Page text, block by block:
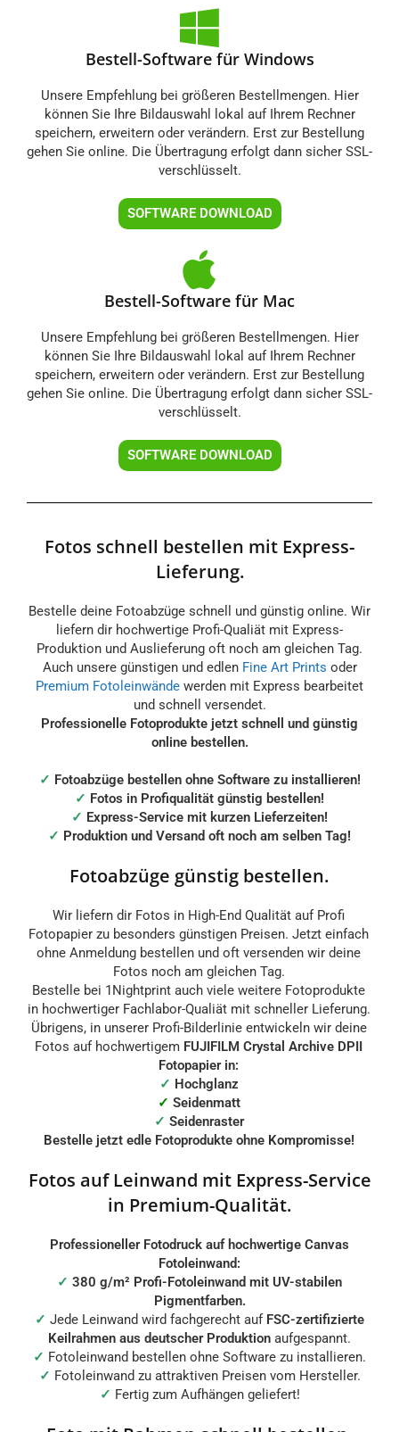
Bestell-Software für Windows
Unsere Empfehlung bei größeren Bestellmengen. Hier
können Sie Ihre Bildauswahl lokal auf Ihrem Rechner
speichern, erweitern oder verändern. Erst zur Bestellung
gehen Sie online. Die Übertragung erfolgt dann sicher SSL-
verschlüsselt.
SOFTWARE DOWNLOAD
Bestell-Software für Mac
Unsere Empfehlung bei größeren Bestellmengen. Hier
können Sie Ihre Bildauswahl lokal auf Ihrem Rechner
speichern, erweitern oder verändern. Erst zur Bestellung
gehen Sie online. Die Übertragung erfolgt dann sicher SSL-
verschlüsselt.​
SOFTWARE DOWNLOAD
Fotos schnell bestellen mit Express-
Lieferung.
Bestelle deine Fotoabzüge schnell und günstig online. Wir
liefern dir hochwertige Profi-Qualiät mit Express-
Produktion und Auslieferung oft noch am gleichen Tag.
Auch unsere günstigen und edlen Fine Art Prints oder
Premium Fotoleinwände werden mit Express bearbeitet
und schnell versendet.
Professionelle Fotoprodukte jetzt schnell und günstig
online bestellen.
✓ Fotoabzüge bestellen ohne Software zu installieren!
✓ Fotos in Profiqualität günstig bestellen!
✓ Express-Service mit kurzen Lieferzeiten!
✓ Produktion und Versand oft noch am selben Tag!
Fotoabzüge günstig bestellen.
Wir liefern dir Fotos in High-End Qualität auf Profi
Fotopapier zu besonders günstigen Preisen. Jetzt einfach
ohne Anmeldung bestellen und oft versenden wir deine
Fotos noch am gleichen Tag.
Bestelle bei 1Nightprint auch viele weitere Fotoprodukte
in hochwertiger Fachlabor-Qualiät mit schneller Lieferung.
Übrigens, in unserer Profi-Bilderlinie entwickeln wir deine
Fotos auf hochwertigem FUJIFILM Crystal Archive DPII
Fotopapier in:
✓ Hochglanz
✓ Seidenmatt
✓ Seidenraster
Bestelle jetzt edle Fotoprodukte ohne Kompromisse!
Fotos auf Leinwand mit Express-Service
in Premium-Qualität.
Professioneller Fotodruck auf hochwertige Canvas
Fotoleinwand:
✓ 380 g/m² Profi-Fotoleinwand mit UV-stabilen
Pigmentfarben.
✓ Jede Leinwand wird fachgerecht auf FSC-zertifizierte
Keilrahmen aus deutscher Produktion aufgespannt.
✓ Fotoleinwand bestellen ohne Software zu installieren.
✓ Fotoleinwand zu attraktiven Preisen vom Hersteller.
✓ Fertig zum Aufhängen geliefert!